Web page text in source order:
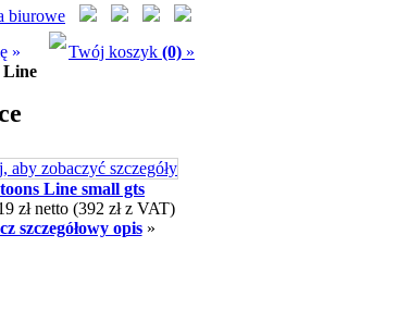
» Twój koszyk (0) »
Line
Line small gts
zł netto (392 zł z VAT)
szczegółowy opis»